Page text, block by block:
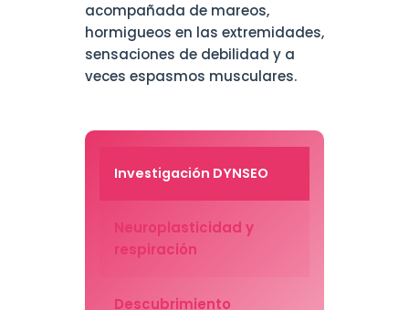
acompañada de mareos,
hormigueos en las extremidades,
sensaciones de debilidad y a
veces espasmos musculares.
Investigación DYNSEO
Neuroplasticidad y
respiración
Descubrimiento